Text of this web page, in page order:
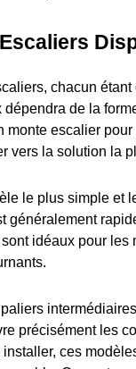
chacun
de la
monte escalier
vers la solution la
le plus simple et
généralement
idéaux pour
précisément les
ces